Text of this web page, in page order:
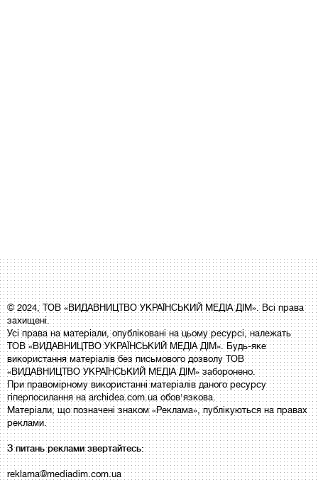
© 2024, ТОВ «ВИДАВНИЦТВО УКРАЇНСЬКИЙ МЕДІА ДІМ». Всі права
захищені.
Усі права на матеріали, опубліковані на цьому ресурсі, належать
ТОВ «ВИДАВНИЦТВО УКРАЇНСЬКИЙ МЕДІА ДІМ». Будь-яке
використання матеріалів без письмового дозволу ТОВ
«ВИДАВНИЦТВО УКРАЇНСЬКИЙ МЕДІА ДІМ» заборонено.
При правомірному використанні матеріалів даного ресурсу
гіперпосилання на archidea.com.ua обов'язкова.
Матеріали, що позначені знаком «Реклама», публікуються на правах
реклами.
З питань реклами звертайтесь:
reklama@mediadim.com.ua